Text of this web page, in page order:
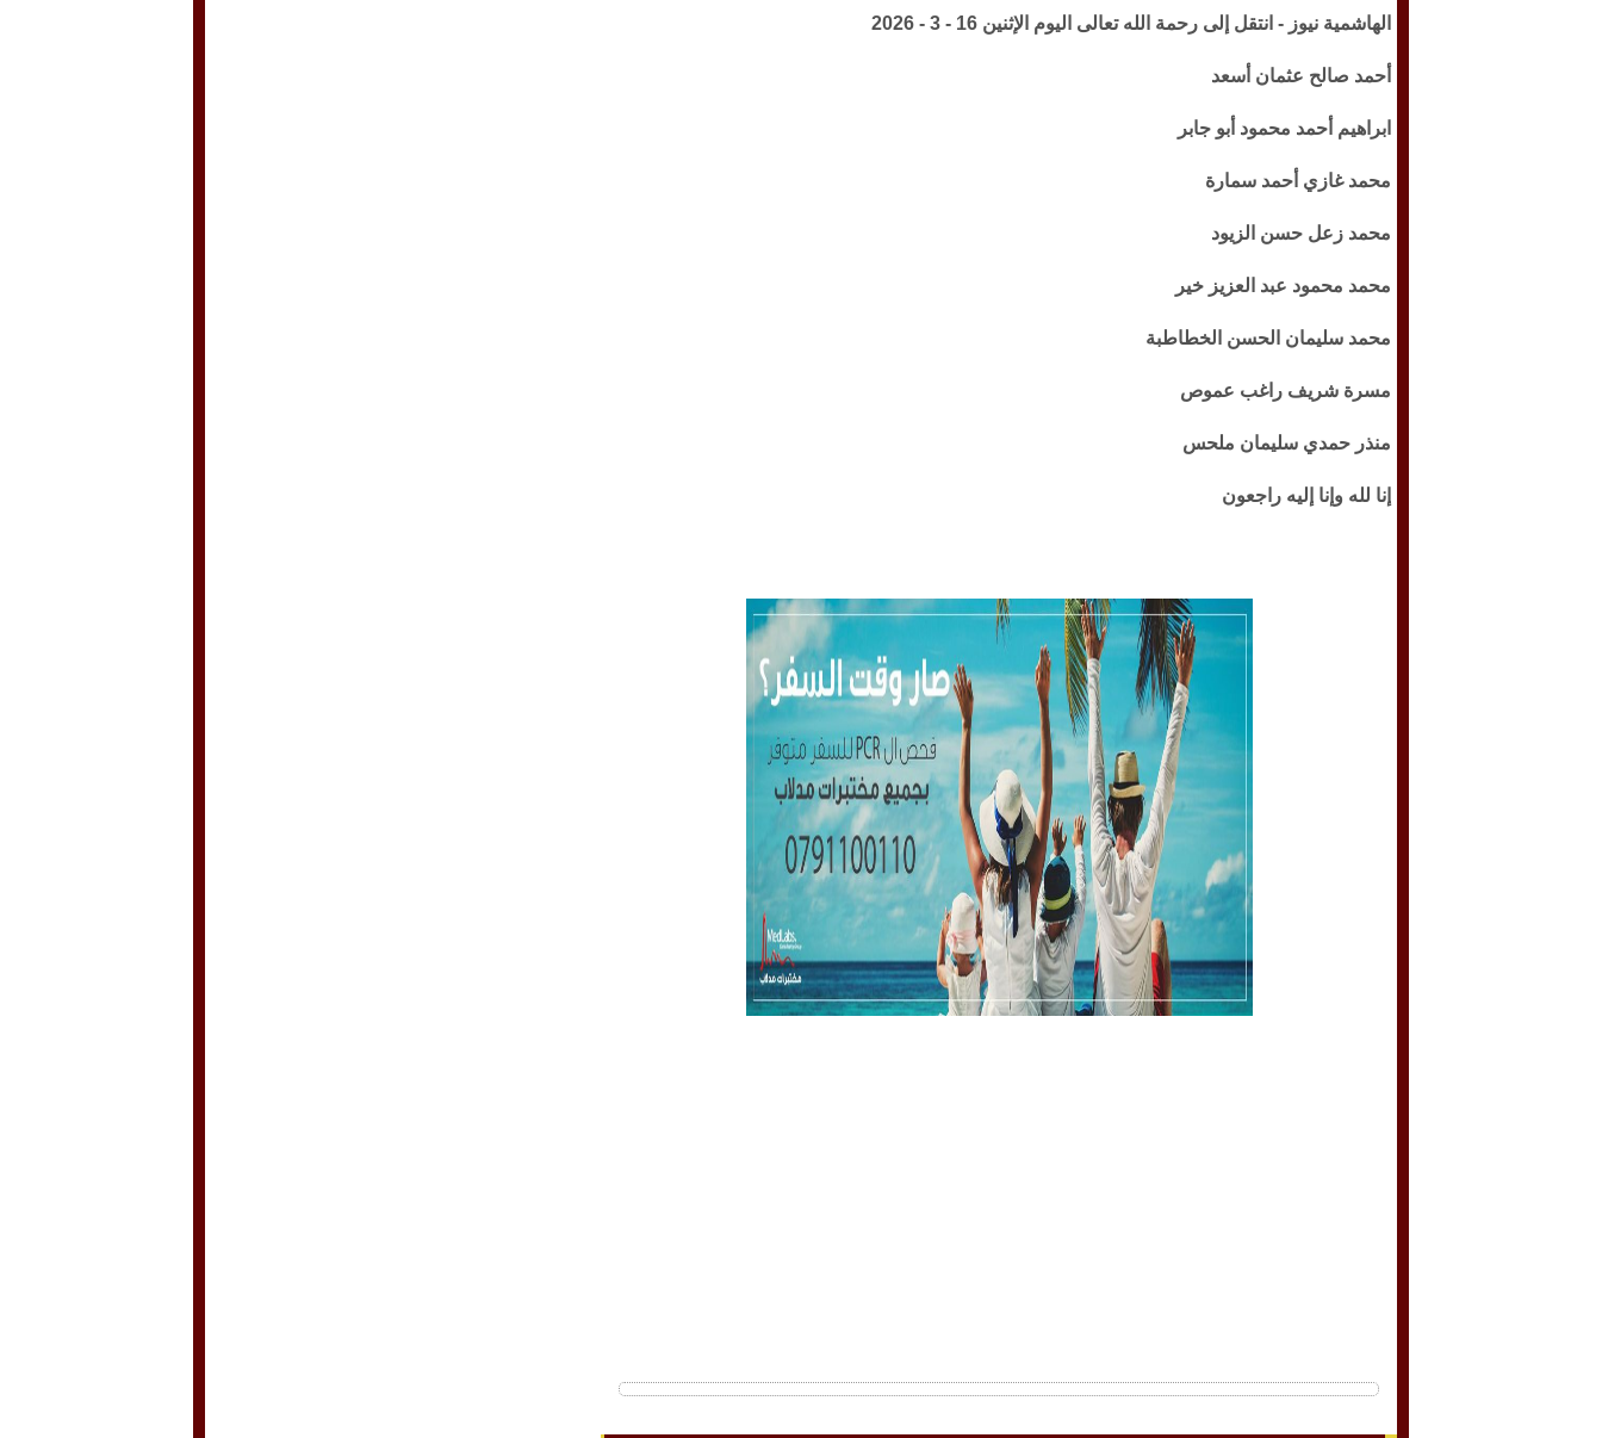
الهاشمية نيوز - انتقل إلى رحمة الله تعالى اليوم الإثنين 16 - 3 - 2026
أحمد صالح عثمان أسعد
ابراهيم أحمد محمود أبو جابر
محمد غازي أحمد سمارة
محمد زعل حسن الزيود
محمد محمود عبد العزيز خير
محمد سليمان الحسن الخطاطبة
مسرة شريف راغب عموص
منذر حمدي سليمان ملحس
إنا لله وإنا إليه راجعون